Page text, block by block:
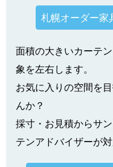
札幌オーダー家
面積の大きいカーテ
象を左右します。
お気に入りの空間を
んか？
採寸・お見積からサ
テンアドバイザーが